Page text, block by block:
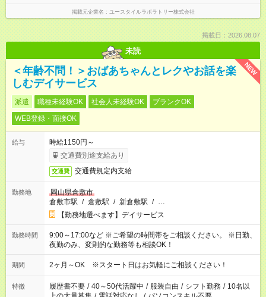
掲載元企業名 ユースタイルラボラトリー株式会社
掲載日：2026.08.07
未読
NEW
＜年齢不問！＞おばあちゃんとレクやお話を楽
しむデイサービス
派遣 職種未経験OK 社会人未経験OK
ブランクOK
WEB登録・面接OK
給与
時給1150円～
交通費別途支給あり
交通費 交通費規定内支給
勤務地
岡山県倉敷市
倉敷市駅 / 倉敷駅 / 新倉敷駅 / …
【勤務地選べます】デイサービス
勤務時間
9:00～17:00など ※ご希望の時間帯をご相談ください。 ※日勤、
夜勤のみ、変則的な勤務等も相談OK！
期間 2ヶ月～OK ※スタート日はお気軽にご相談ください！
特徴 履歴書不要 / 40～50代活躍中 / 服装自由 / シフト勤務 / 10名以